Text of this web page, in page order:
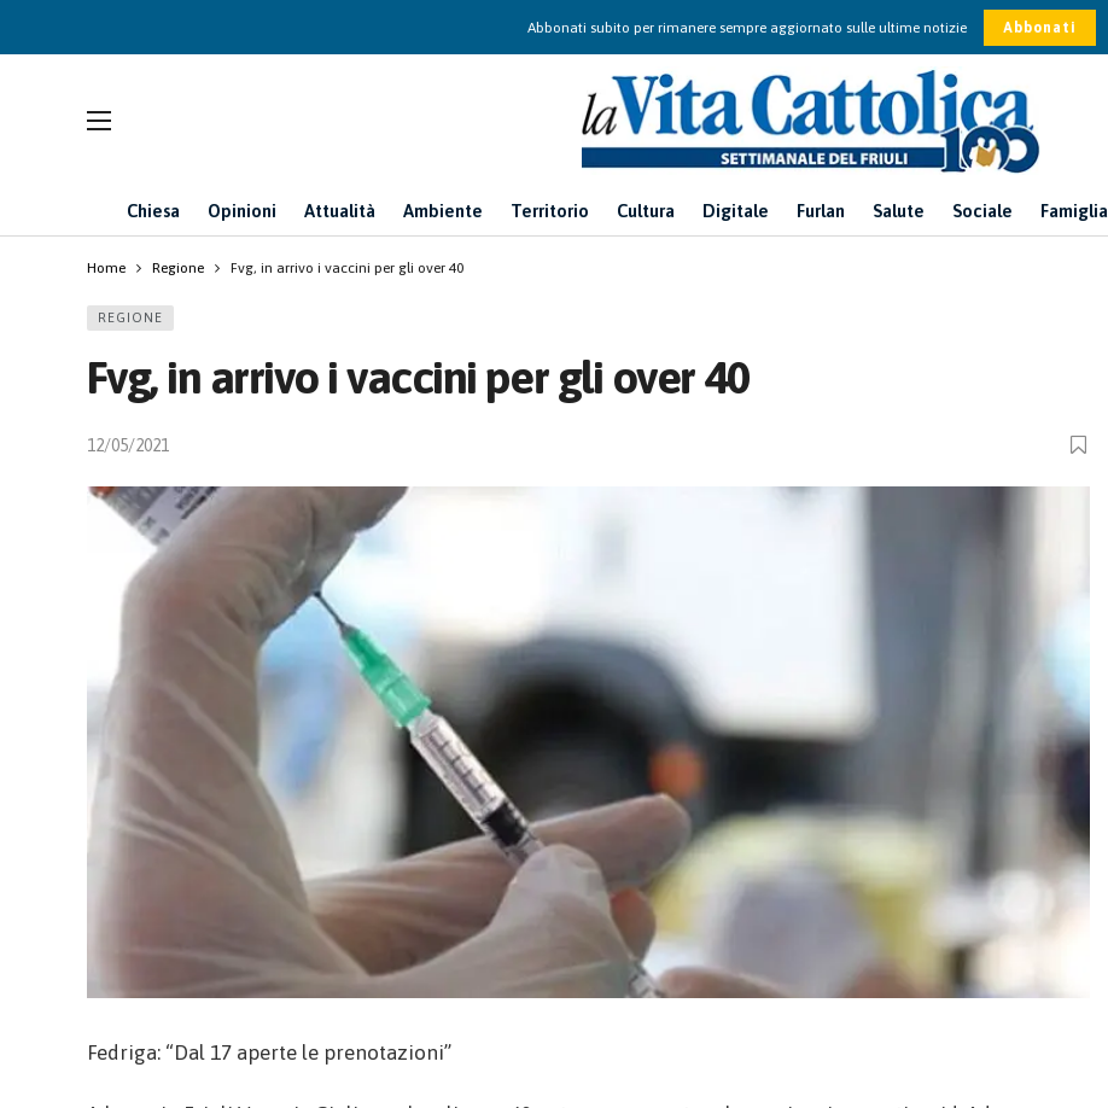
Abbonati subito per rimanere sempre aggiornato sulle ultime notizie Abbonati
Chiesa Opinioni Attualità Ambiente Territorio Cultura Digitale Furlan Salute Sociale Famiglia
Home Regione Fvg, in arrivo i vaccini per gli over 40
REGIONE
Fvg, in arrivo i vaccini per gli over 40
12/05/2021
Fedriga: “Dal 17 aperte le prenotazioni”